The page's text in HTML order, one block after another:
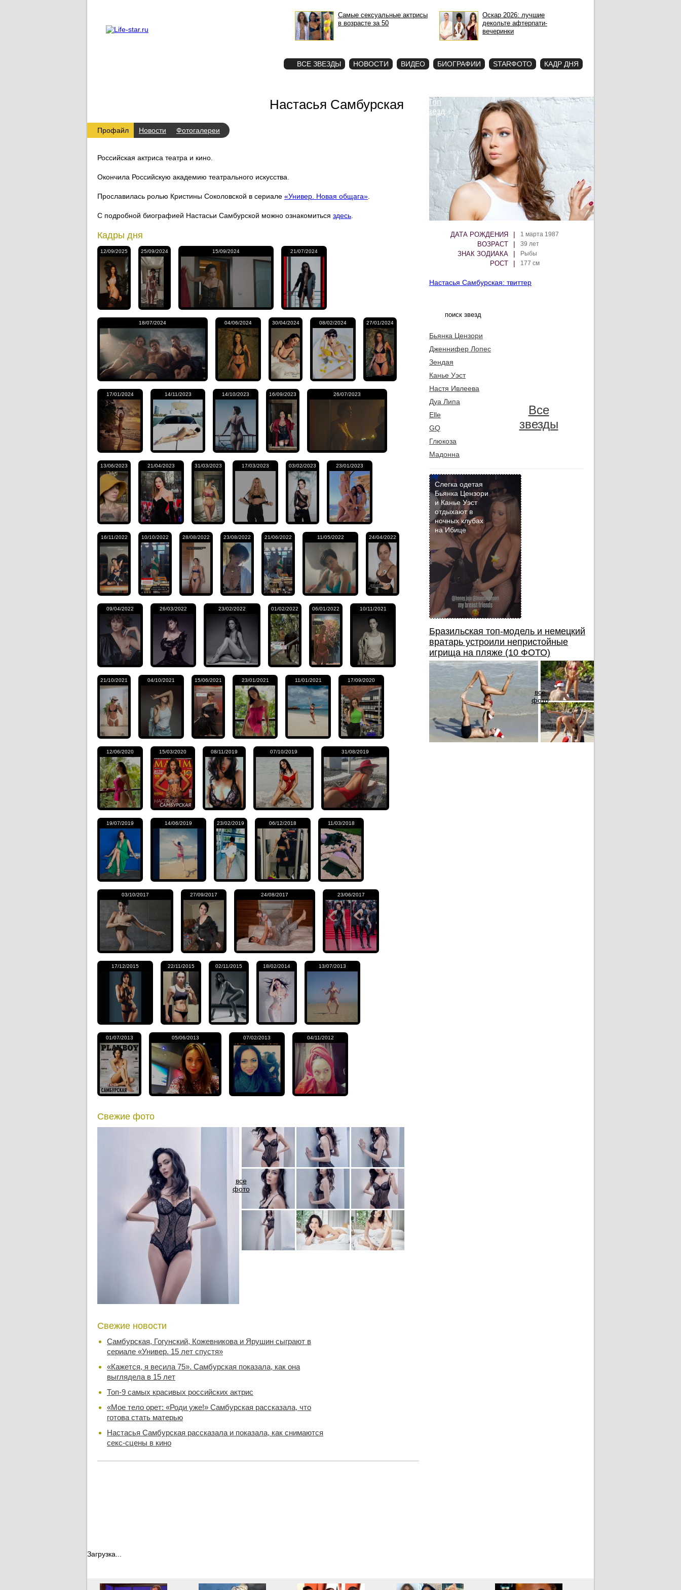
Самые сексуальные актрисы
в возрасте за 50
Оскар 2026: лучшие
декольте афтерпати-
вечеринки
ВСЕ ЗВЕЗДЫ НОВОСТИ ВИДЕО БИОГРАФИИ STARФОТО КАДР ДНЯ
Настасья Самбурская
Профайл Новости Фотогалереи
Российская актриса театра и кино.
Окончила Российскую академию театрального искусства.
Прославилась ролью Кристины Соколовской в сериале «Универ. Новая общага»
С подробной биографией Настасьи Самбурской можно ознакомиться здесь
Кадры дня
12/09/2025 25/09/2024 15/09/2024 21/07/2024
18/07/2024 04/06/2024 30/04/2024 08/02/2024 27/01/2024
17/01/2024 14/11/2023 14/10/2023 16/09/2023 26/07/2023
13/06/2023 21/04/2023 31/03/2023 17/03/2023 03/02/2023 23/01/2023
16/11/2022 10/10/2022 28/08/2022 23/08/2022 21/06/2022 11/05/2022 24/04/2022
09/04/2022 26/03/2022 23/02/2022 01/02/2022 06/01/2022 10/11/2021
21/10/2021 04/10/2021 15/06/2021 23/01/2021 11/01/2021 17/09/2020
12/06/2020 15/03/2020 08/11/2019 07/10/2019 31/08/2019
19/07/2019 14/06/2019 23/02/2019 06/12/2018 11/03/2018
03/10/2017 27/09/2017 24/08/2017 23/06/2017
17/12/2015 22/11/2015 02/11/2015 18/02/2014 13/07/2013
01/07/2013 05/06/2013 07/02/2013 04/11/2012
Свежие фото
все
фото
Свежие новости
Самбурская, Гогунский, Кожевникова и Ярушин сыграют в
сериале «Универ. 15 лет спустя»
«Кажется, я весила 75». Самбурская показала, как она
выглядела в 15 лет
Топ-9 самых красивых российских актрис
«Мое тело орет: «Роди уже!» Самбурская рассказала, что
готова стать матерью
Настасья Самбурская рассказала и показала, как снимаются
секс-сцены в кино
Загрузка...
Топ
звезд
ДАТА РОЖДЕНИЯ | 1 марта 1987
ВОЗРАСТ | 39 лет
ЗНАК ЗОДИАКА | Рыбы
РОСТ | 177 см
Настасья Самбурская: твиттер
Бьянка Цензори
Дженнифер Лопес
Зендая
Канье Уэст
Настя Ивлеева
Дуа Липа
Elle
GQ
Глюкоза
Мадонна
Все
звезды
Слегка одетая
Бьянка Цензори
и Канье Уэст
отдыхают в
ночных клубах
на Ибице
Бразильская топ-модель и немецкий
вратарь устроили непристойные
игрища на пляже (10 ФОТО)
все
фото